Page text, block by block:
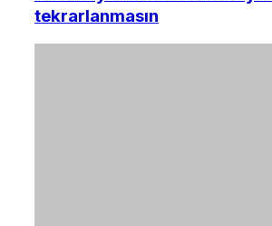
tekrarlanmasın